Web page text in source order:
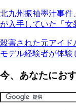
北九州振袖墨汁事
が入手していた「女
殺害された元アイ
モデル経験者が体
今、あなたにお